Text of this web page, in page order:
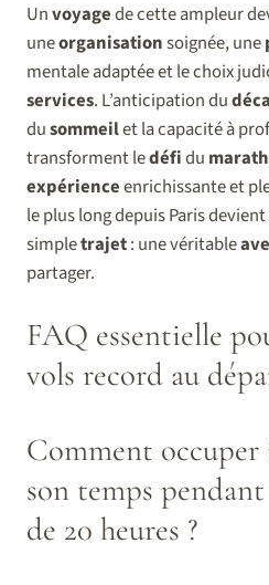
Unvoyagede cette ampleur
uneorganisationsoignée, une
mentale adaptée et le choix
services. L’anticipation du
dusommeilet la capacité à
transforment ledéfidu
expérienceenrichissante et
le plus long depuis Paris
simpletrajet: une véritable
partager.
FAQ essentielle
vols record au
Comment
son temps
de 20 heures ?